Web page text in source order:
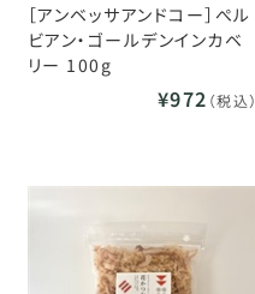
［アンベッサアンドコー］ぺル
ビアン・ゴールデンインカベ
リー 100g
¥972 （税込）